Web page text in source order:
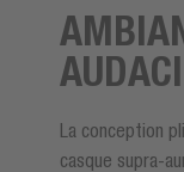
La conception
casque supra-